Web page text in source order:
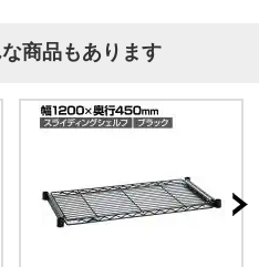
商品もあります